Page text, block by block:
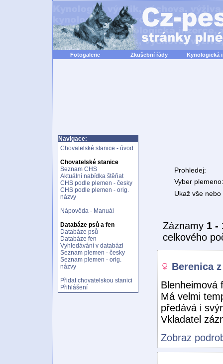
Fotogalerie Zkušební řády Kynologická
Navigace:
Chovatelské stanice - úvod
Chovatelské stanice
Seznam CHS
Aktuální nabídka štěňat
CHS podle plemen - česky
CHS podle plemen - orig.
názvy
Nápověda - Manuál
Databáze psů a fen
Databáze psů
Databáze fen
Vyhledávání v databázi
Seznam plemen - česky
Seznam plemen - orig.
názvy
Přidat chovatelskou stanici
Přihlášení
Prohledej:
Vyber plemeno:
Ukaž vše
Záznamy 1 -
celkového
Berenica
Blenheimová
Má velmi
předává i
Vkladatel
Zobraz